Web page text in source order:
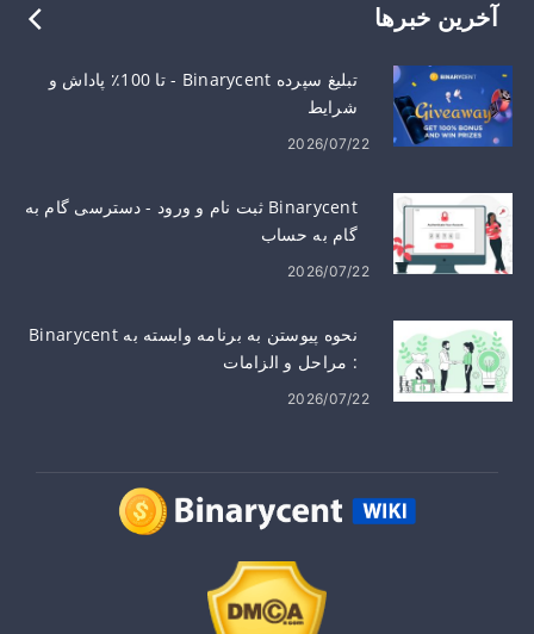
آخرین خبرها
تبلیغ سپرده Binarycent - تا 100٪ پاداش و
شرایط
2026/07/22
Binarycent ثبت نام و ورود - دسترسی گام به
گام به حساب
2026/07/22
نحوه پیوستن به برنامه وابسته به Binarycent
: مراحل و الزامات
2026/07/22